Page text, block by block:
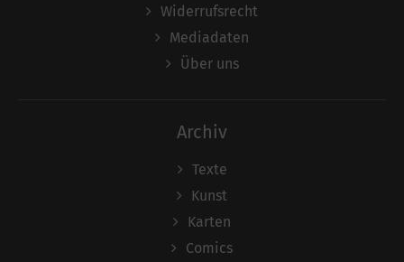
Widerrufsrecht
Mediadaten
Über uns
Archiv
Texte
Kunst
Karten
Comics